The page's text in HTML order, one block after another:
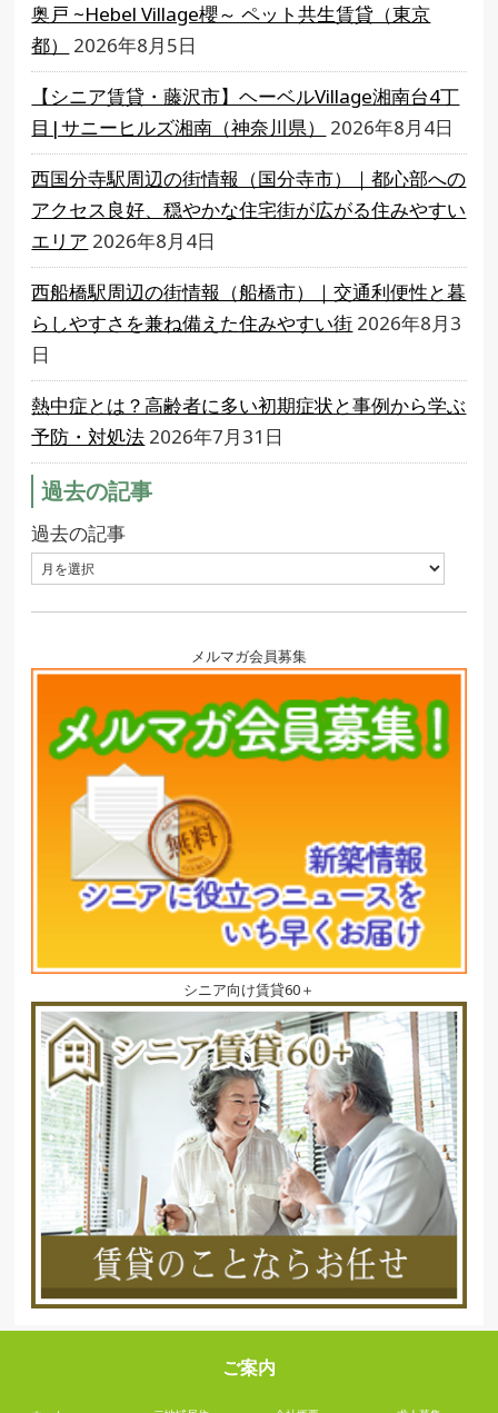
奥戸 ~Hebel Village櫻～ ペット共生賃貸（東京
都）
2026年8月5日
【シニア賃貸・藤沢市】ヘーベルVillage湘南台4丁
目|サニーヒルズ湘南（神奈川県）
2026年8月4日
西国分寺駅周辺の街情報（国分寺市）｜都心部への
アクセス良好、穏やかな住宅街が広がる住みやすい
エリア 2026年8月4日
西船橋駅周辺の街情報（船橋市）｜交通利便性と暮
らしやすさを兼ね備えた住みやすい街 2026年8月3
日
熱中症とは？高齢者に多い初期症状と事例から学ぶ
予防・対処法 2026年7月31日
過去の記事
過去の記事
メルマガ会員募集
シニア向け賃貸60＋
ご案内